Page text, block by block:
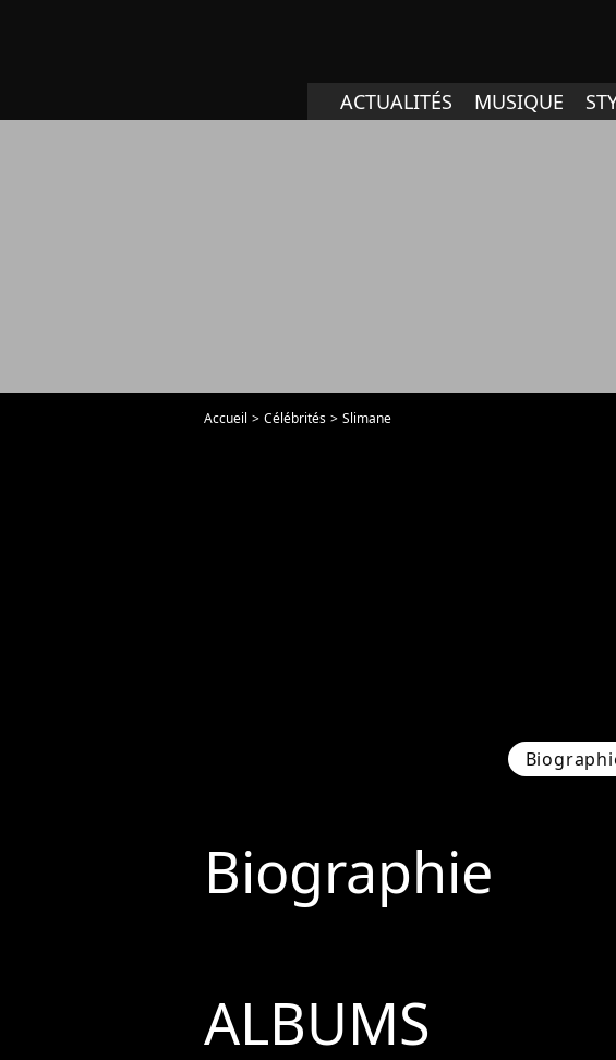
ACTUALITÉS MUSIQUE
Accueil Célébrités Slimane
Biographie
ALBUMS